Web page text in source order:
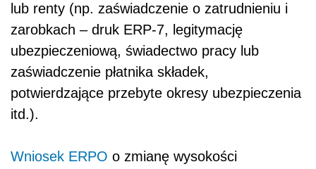
lub renty (np. zaświadczenie o zatrudnieniu i
zarobkach – druk ERP-7, legitymację
ubezpieczeniową, świadectwo pracy lub
zaświadczenie płatnika składek,
potwierdzające przebyte okresy ubezpieczenia
itd.).
Wniosek ERPO o zmianę wysokości